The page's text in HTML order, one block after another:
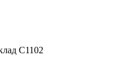
С1102